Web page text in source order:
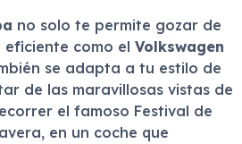
no solo te permite gozar de
como el Volkswagen
se adapta a tu estilo de
de las maravillosas vistas de
el famoso Festival de
en un coche que